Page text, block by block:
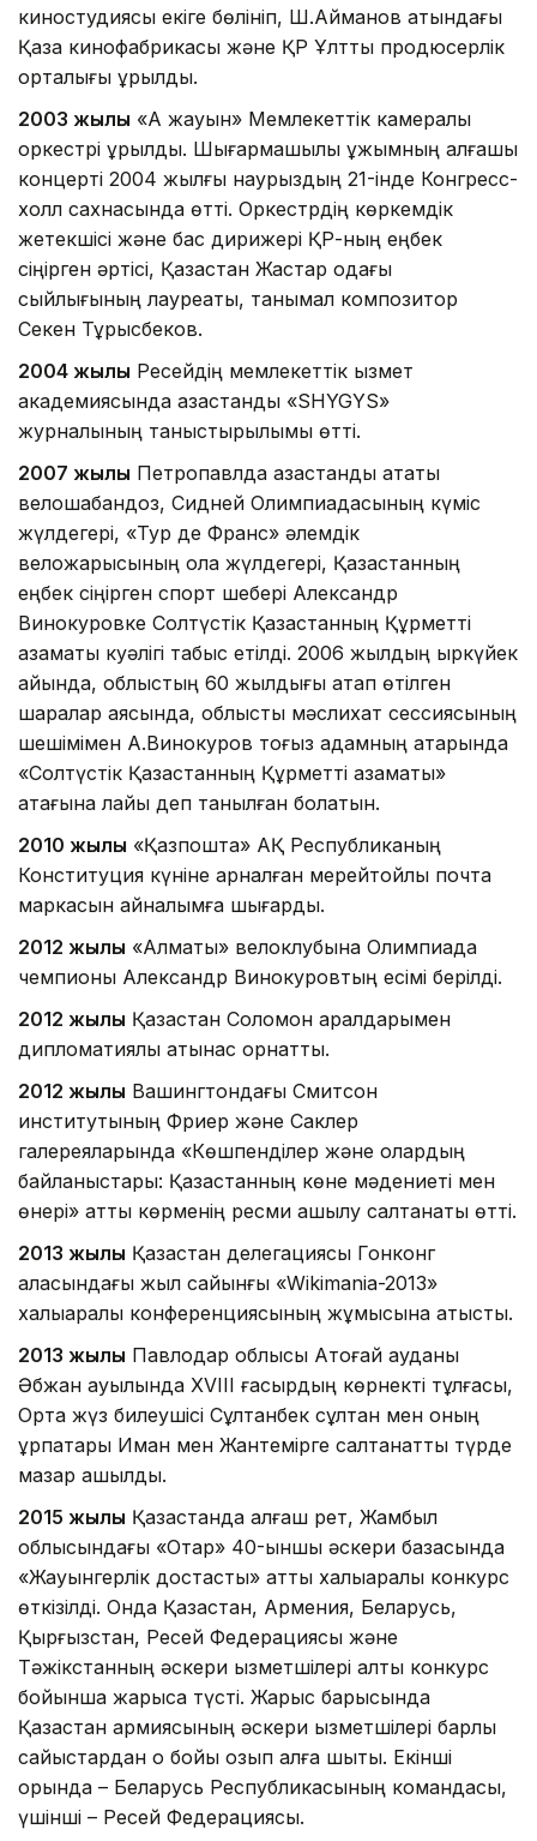
киностудиясы екіге бөлініп, Ш.Айманов атындағы
Қазақ кинофабрикасы және ҚР Ұлттық продюсерлік
орталығы құрылды.
2003 жылы «Ақ жауын» Мемлекеттік камералық
оркестрі құрылды. Шығармашылық ұжымның алғашқы
концерті 2004 жылғы наурыздың 21-інде Конгресс-
холл сахнасында өтті. Оркестрдің көркемдік
жетекшісі және бас дирижері ҚР-ның еңбек
сіңірген әртісі, Қазақстан Жастар одағы
сыйлығының лауреаты, танымал композитор
Секен Тұрысбеков.
2004 жылы Ресейдің мемлекеттік қызмет
академиясында қазақстандық «SHYGYS»
журналының таныстырылымы өтті.
2007 жылы Петропавлда қазақстандық атақты
велошабандоз, Сидней Олимпиадасының күміс
жүлдегері, «Тур де Франс» әлемдік
веложарысының қола жүлдегері, Қазақстанның
еңбек сіңірген спорт шебері Александр
Винокуровке Солтүстік Қазақстанның Құрметті
азаматы куәлігі табыс етілді. 2006 жылдың қыркүйек
айында, облыстың 60 жылдығы атап өтілген
шаралар аясында, облыстық мәслихат сессиясының
шешімімен А.Винокуров тоғыз адамның қатарында
«Солтүстік Қазақстанның Құрметті азаматы»
атағына лайық деп танылған болатын.
2010 жылы «Қазпошта» АҚ Республиканың
Конституция күніне арналған мерейтойлық почта
маркасын айналымға шығарды.
2012 жылы «Алматы» велоклубына Олимпиада
чемпионы Александр Винокуровтың есімі берілді.
2012 жылы Қазақстан Соломон аралдарымен
дипломатиялық қатынас орнатты.
2012 жылы Вашингтондағы Смитсон
институтының Фриер және Саклер
галереяларында «Көшпенділер және олардың
байланыстары: Қазақстанның көне мәдениеті мен
өнері» атты көрменің ресми ашылу салтанаты өтті.
2013 жылы Қазақстан делегациясы Гонконг
қаласындағы жыл сайынғы «Wikimania-2013»
халықаралық конференциясының жұмысына қатысты.
2013 жылы Павлодар облысы Ақтоғай ауданы
Әбжан ауылында XVIII ғасырдың көрнекті тұлғасы,
Орта жүз билеушісі Сұлтанбек сұлтан мен оның
ұрпақтары Иман мен Жантемірге салтанатты түрде
мазар ашылды.
2015 жылы Қазақстанда алғаш рет, Жамбыл
облысындағы «Отар» 40-ыншы әскери базасында
«Жауынгерлік достастық» атты халықаралық конкурс
өткізілді. Онда Қазақстан, Армения, Беларусь,
Қырғызстан, Ресей Федерациясы және
Тәжікстанның әскери қызметшілері алты конкурс
бойынша жарысқа түсті. Жарыс барысында
Қазақстан армиясының әскери қызметшілері барлық
сайыстардан оқ бойы озып алға шықты. Екінші
орында – Беларусь Республикасының командасы,
үшінші – Ресей Федерациясы.